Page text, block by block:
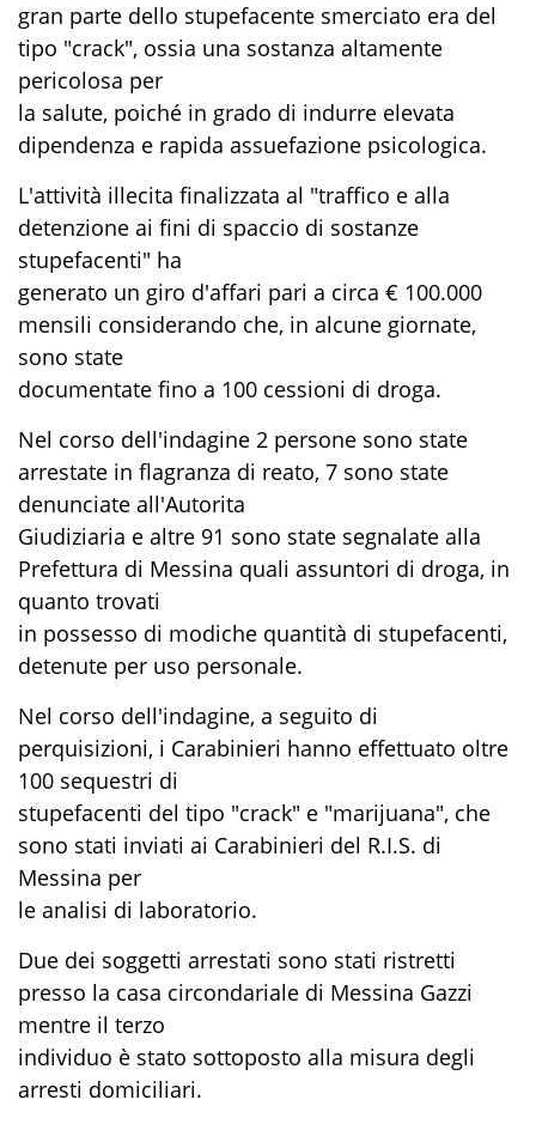
gran parte dello stupefacente smerciato era del
tipo "crack", ossia una sostanza altamente
pericolosa per
la salute, poiché in grado di indurre elevata
dipendenza e rapida assuefazione psicologica.
L'attività illecita finalizzata al "traffico e alla
detenzione ai fini di spaccio di sostanze
stupefacenti" ha
generato un giro d'affari pari a circa € 100.000
mensili considerando che, in alcune giornate,
sono state
documentate fino a 100 cessioni di droga.
Nel corso dell'indagine 2 persone sono state
arrestate in flagranza di reato, 7 sono state
denunciate all'Autorita
Giudiziaria e altre 91 sono state segnalate alla
Prefettura di Messina quali assuntori di droga, in
quanto trovati
in possesso di modiche quantità di stupefacenti,
detenute per uso personale.
Nel corso dell'indagine, a seguito di
perquisizioni, i Carabinieri hanno effettuato oltre
100 sequestri di
stupefacenti del tipo "crack" e "marijuana", che
sono stati inviati ai Carabinieri del R.I.S. di
Messina per
le analisi di laboratorio.
Due dei soggetti arrestati sono stati ristretti
presso la casa circondariale di Messina Gazzi
mentre il terzo
individuo è stato sottoposto alla misura degli
arresti domiciliari.